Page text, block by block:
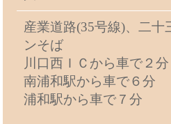
産業道路(35号線)、二十
ンそば
川口西ＩＣから車で２分
南浦和駅から車で６分
浦和駅から車で７分